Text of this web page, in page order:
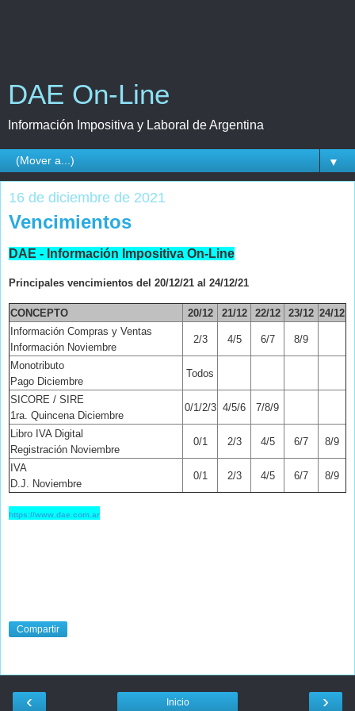
DAE On-Line
Información Impositiva y Laboral de Argentina
▼
16 de diciembre de 2021
Vencimientos
DAE - Información Impositiva On-Line
Principales vencimientos del 20/12/21 al 24/12/21
CONCEPTO 20/12 21/12 22/12 23/12 24/12
Información Compras y Ventas
Información Noviembre
2/3 4/5 6/7 8/9
Monotributo
Pago Diciembre
Todos
SICORE / SIRE
1ra. Quincena Diciembre
0/1/2/3 4/5/6 7/8/9
Libro IVA Digital
Registración Noviembre
0/1 2/3 4/5 6/7 8/9
IVA
D.J. Noviembre
0/1 2/3 4/5 6/7 8/9
https://www.dae.com.ar
Compartir
‹ ›
Inicio